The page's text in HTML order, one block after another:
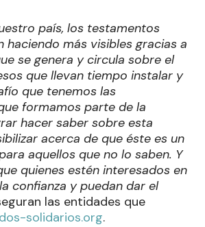
país, los testamentos
haciendo más visibles gracias a
se genera y circula sobre el
que llevan tiempo instalar y
que tenemos las
formamos parte de la
hacer saber sobre esta
acerca de que éste es un
aquellos que no lo saben. Y
quienes estén interesados en
confianza y puedan dar el
las entidades que
solidarios.org.